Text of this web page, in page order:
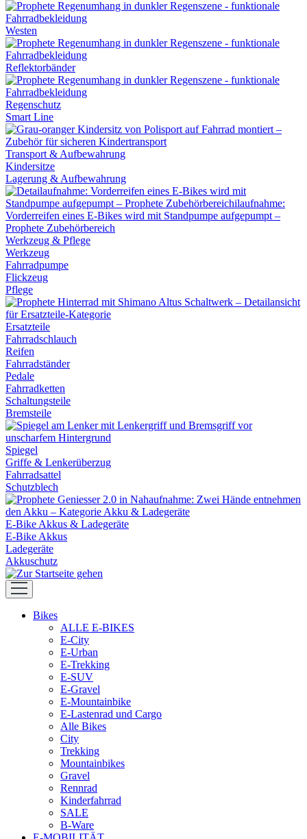
Westen
Reflektorbänder
Regenschutz
Smart Line
Transport & Aufbewahrung
Kindersitze
Lagerung & Aufbewahrung
Werkzeug & Pflege
Werkzeug
Fahrradpumpe
Flickzeug
Pflege
Ersatzteile
Fahrradschlauch
Reifen
Fahrradständer
Pedale
Fahrradketten
Schaltungsteile
Bremsteile
Spiegel
Griffe & Lenkerüberzug
Fahrradsattel
Schutzblech
E-Bike Akkus & Ladegeräte
E-Bike Akkus
Ladegeräte
Akkuschutz
Bikes
ALLE E-BIKES
E-City
E-Urban
E-Trekking
E-SUV
E-Gravel
E-Mountainbike
E-Lastenrad und Cargo
Alle Bikes
City
Trekking
Mountainbikes
Gravel
Rennrad
Kinderfahrrad
SALE
B-Ware